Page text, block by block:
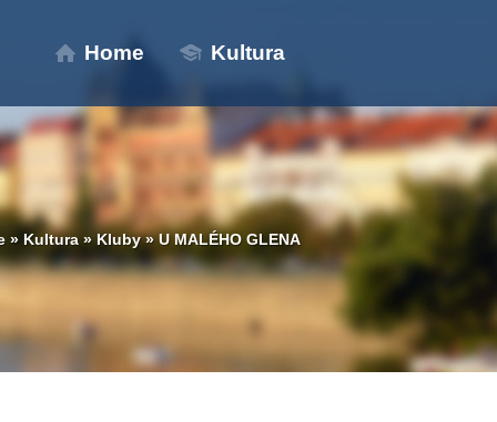
Home Kultura
» Kultura »Kluby»U MALÉHO GLENA